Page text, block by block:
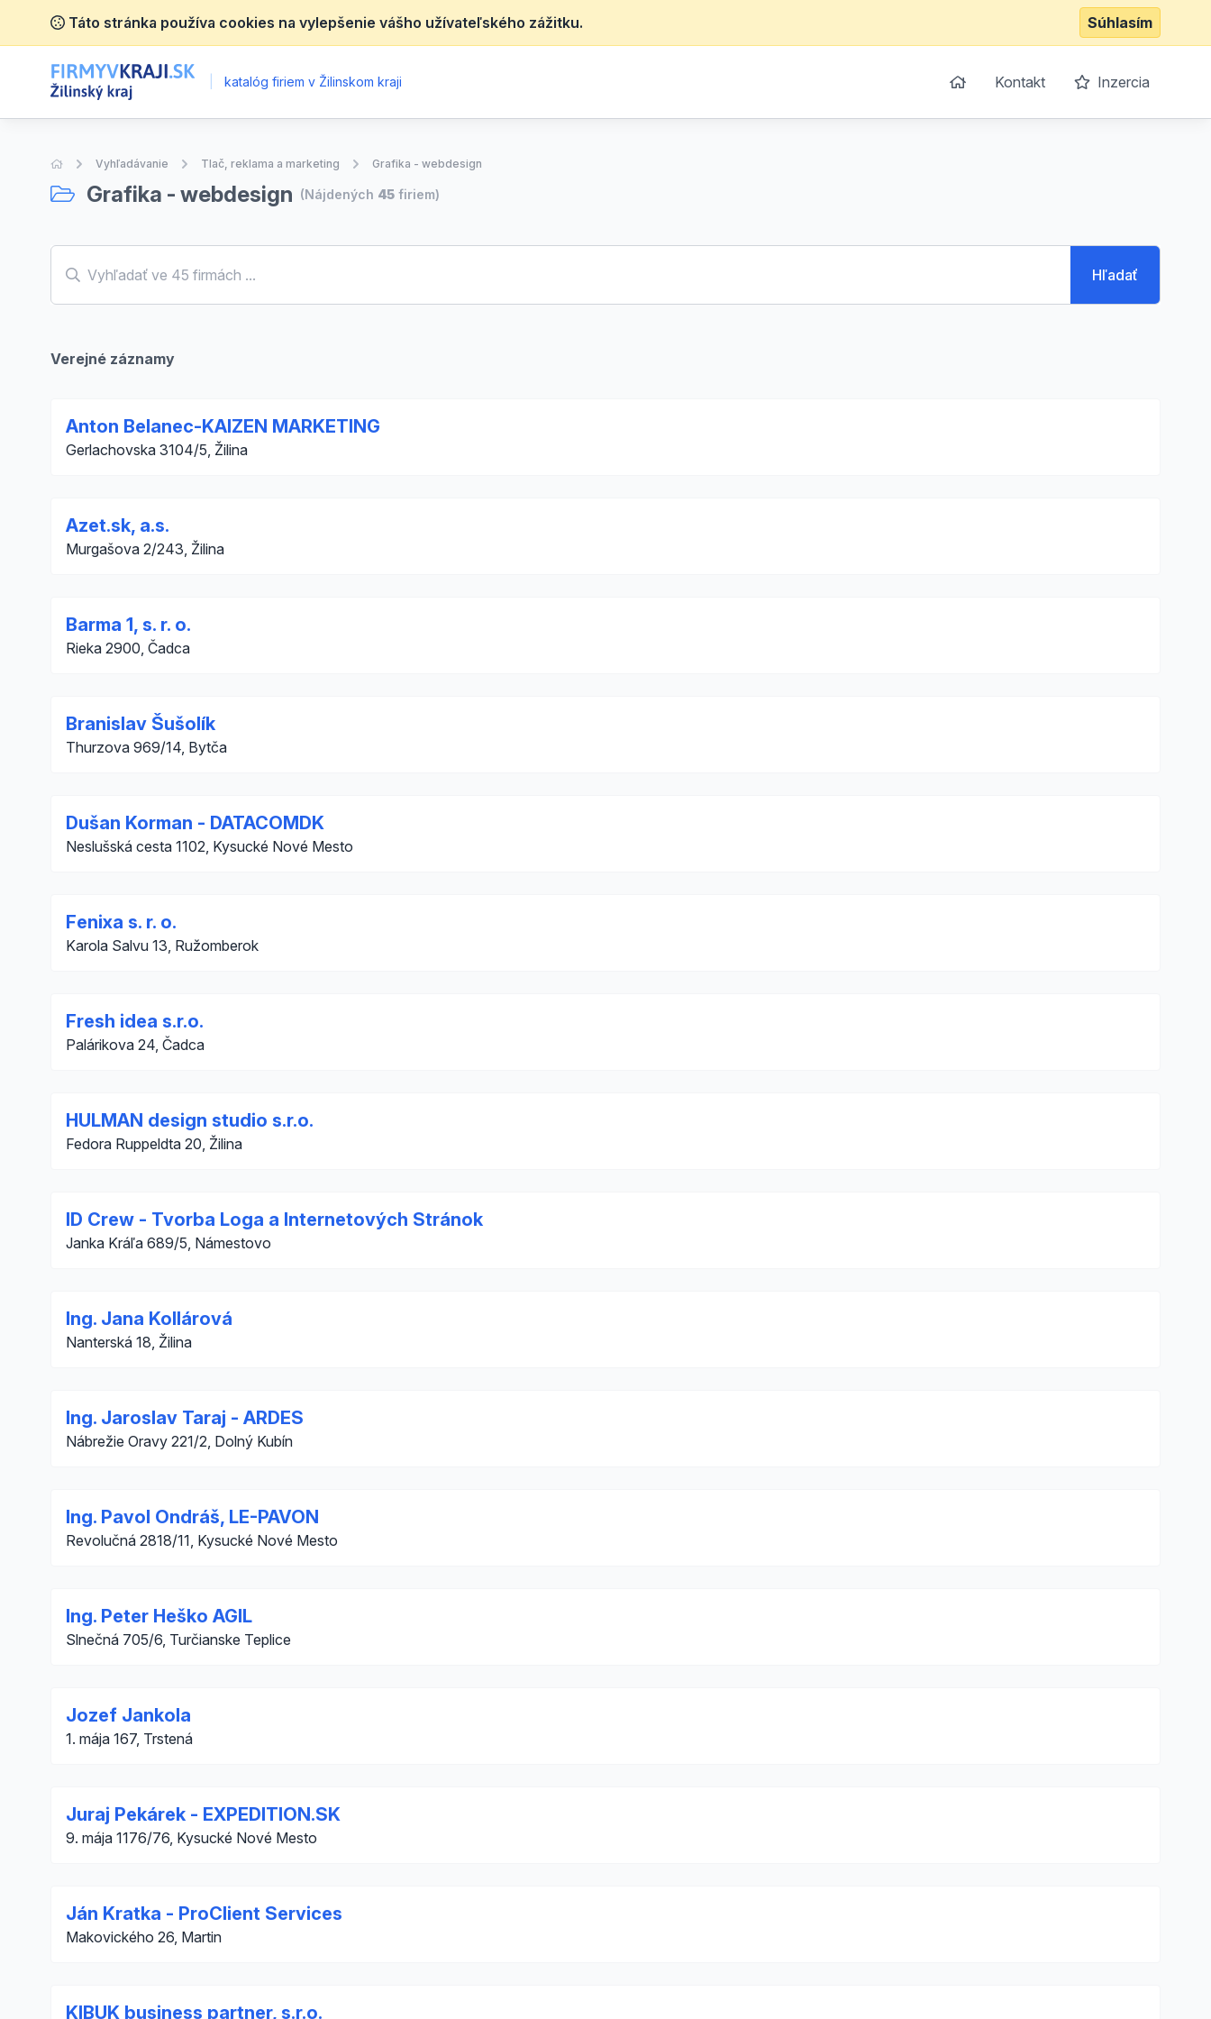
Táto stránka používa cookies na vylepšenie vášho užívateľského zážitku. Súhlasím
katalóg firiem v Žilinskom kraji Kontakt Inzercia
Úvodná stránka
Vyhľadávanie Tlač, reklama a marketing Grafika - webdesign
Grafika - webdesign (Nájdených 45 firiem)
Hľadať
Verejné záznamy
Anton Belanec-KAIZEN MARKETING
Gerlachovska 3104/5, Žilina
Azet.sk, a.s.
Murgašova 2/243, Žilina
Barma 1, s. r. o.
Rieka 2900, Čadca
Branislav Šušolík
Thurzova 969/14, Bytča
Dušan Korman - DATACOMDK
Neslušská cesta 1102, Kysucké Nové Mesto
Fenixa s. r. o.
Karola Salvu 13, Ružomberok
Fresh idea s.r.o.
Palárikova 24, Čadca
HULMAN design studio s.r.o.
Fedora Ruppeldta 20, Žilina
ID Crew - Tvorba Loga a Internetových Stránok
Janka Kráľa 689/5, Námestovo
Ing. Jana Kollárová
Nanterská 18, Žilina
Ing. Jaroslav Taraj - ARDES
Nábrežie Oravy 221/2, Dolný Kubín
Ing. Pavol Ondráš, LE-PAVON
Revolučná 2818/11, Kysucké Nové Mesto
Ing. Peter Heško AGIL
Slnečná 705/6, Turčianske Teplice
Jozef Jankola
1. mája 167, Trstená
Juraj Pekárek - EXPEDITION.SK
9. mája 1176/76, Kysucké Nové Mesto
Ján Kratka - ProClient Services
Makovického 26, Martin
KIBUK business partner, s.r.o.